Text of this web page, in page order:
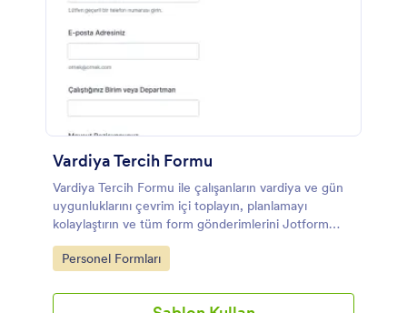
Vardiya Tercih Formu
Vardiya Tercih Formu ile çalışanların vardiya ve gün
uygunluklarını çevrim içi toplayın, planlamayı
kolaylaştırın ve tüm form gönderimlerini Jotform
üzerinde tek yerden yönetin.
Go to Category:
Personel Formları